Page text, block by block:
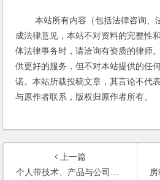
本站所有内容（包括法律咨询、
成法律意见，本站不对资料的完整性
体法律事务时，请洽询有资质的律师
供更好的服务，但不对本站提供的任
诺。本站所载投稿文章，其言论不代
与原作者联系，版权归原作者所有。
上一篇
个人带技术、产品与公司合作，如何签订合同？
房租